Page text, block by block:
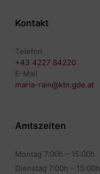
Kontakt
Telefon
+43 4227 84220
E-Mail
maria-rain@ktn.gde.at
Amtszeiten
Montag 7:00h – 15:00h
Dienstag 7:00h – 15:00h